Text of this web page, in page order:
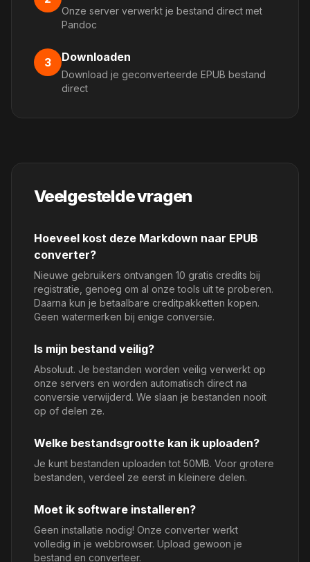
Onze server verwerkt je bestand direct met
Pandoc
3 Downloaden
Download je geconverteerde EPUB bestand
direct
Veelgestelde vragen
Hoeveel kost deze Markdown naar EPUB
converter?
Nieuwe gebruikers ontvangen 10 gratis credits bij
registratie, genoeg om al onze tools uit te proberen.
Daarna kun je betaalbare creditpakketten kopen.
Geen watermerken bij enige conversie.
Is mijn bestand veilig?
Absoluut. Je bestanden worden veilig verwerkt op
onze servers en worden automatisch direct na
conversie verwijderd. We slaan je bestanden nooit
op of delen ze.
Welke bestandsgrootte kan ik uploaden?
Je kunt bestanden uploaden tot 50MB. Voor grotere
bestanden, verdeel ze eerst in kleinere delen.
Moet ik software installeren?
Geen installatie nodig! Onze converter werkt
volledig in je webbrowser. Upload gewoon je
bestand en converteer.